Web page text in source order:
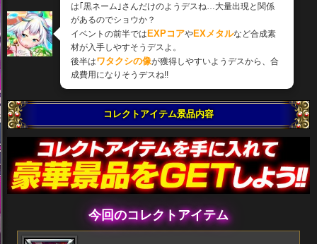
は｢黒ネーム｣さんだけのようデスね…大量出現と関係
があるのでショウか？
イベントの前半ではEXPコアやEXメタルなど合成素
材が入手しやすそうデスよ。
後半はワタクシの像が獲得しやすいようデスから、合
成費用になりそうデスね!!
コレクトアイテム景品内容
今回のコレクトアイテム